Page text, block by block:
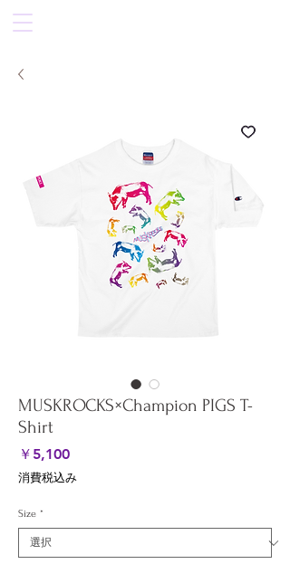
MUSKROCKS×Champion PIGS T-
Shirt
￥5,100価
格
消費税込み
Size *